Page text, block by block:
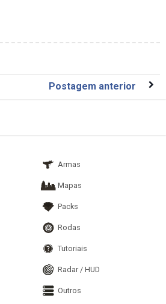
Postagem anterior
Armas
Mapas
Packs
Rodas
Tutoriais
Radar / HUD
Outros